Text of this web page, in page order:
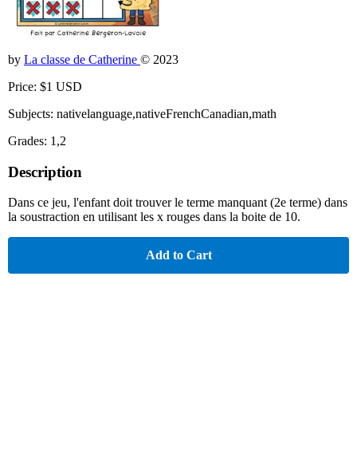
by La classe de Catherine © 2023
Price: $1 USD
Subjects: nativelanguage,nativeFrenchCanadian,math
Grades: 1,2
Description
Dans ce jeu, l'enfant doit trouver le terme manquant (2e terme) dans
la soustraction en utilisant les x rouges dans la boite de 10.
Add to Cart